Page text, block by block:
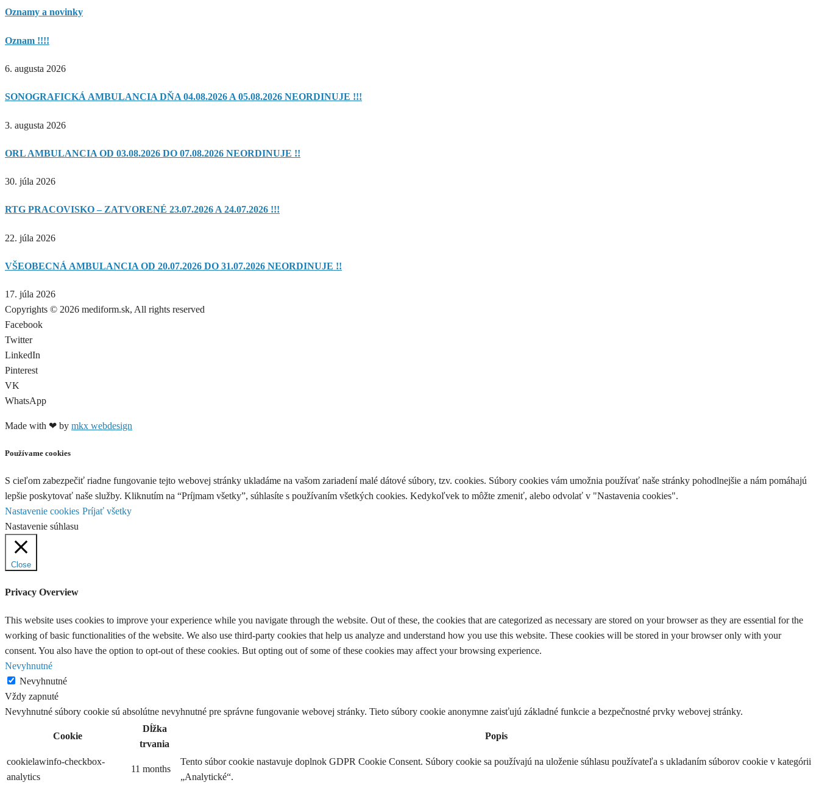
Oznamy a novinky
Oznam !!!!
6. augusta 2026
SONOGRAFICKÁ AMBULANCIA DŇA 04.08.2026 A 05.08.2026 NEORDINUJE !!!
3. augusta 2026
ORL AMBULANCIA OD 03.08.2026 DO 07.08.2026 NEORDINUJE !!
30. júla 2026
RTG PRACOVISKO – ZATVORENÉ 23.07.2026 A 24.07.2026 !!!
22. júla 2026
VŠEOBECNÁ AMBULANCIA OD 20.07.2026 DO 31.07.2026 NEORDINUJE !!
17. júla 2026
Copyrights © 2026 mediform.sk, All rights reserved​
Facebook
Twitter
LinkedIn
Pinterest
VK
WhatsApp
Made with ❤ by mkx webdesign
Používame cookies
S cieľom zabezpečiť riadne fungovanie tejto webovej stránky ukladáme na vašom zariadení malé dátové súbory, tzv. cookies. Súbory cookies vám umožnia používať naše stránky pohodlnejšie a nám pomáhajú
lepšie poskytovať naše služby. Kliknutím na “Príjmam všetky”, súhlasíte s používaním všetkých cookies. Kedykoľvek to môžte zmeniť, alebo odvolať v "Nastavenia cookies".
Nastavenie cookies Príjať všetky
Nastavenie súhlasu
Close
Privacy Overview
This website uses cookies to improve your experience while you navigate through the website. Out of these, the cookies that are categorized as necessary are stored on your browser as they are essential for the
working of basic functionalities of the website. We also use third-party cookies that help us analyze and understand how you use this website. These cookies will be stored in your browser only with your
consent. You also have the option to opt-out of these cookies. But opting out of some of these cookies may affect your browsing experience.
Nevyhnutné
Nevyhnutné
Vždy zapnuté
Nevyhnutné súbory cookie sú absolútne nevyhnutné pre správne fungovanie webovej stránky. Tieto súbory cookie anonymne zaisťujú základné funkcie a bezpečnostné prvky webovej stránky.
Cookie
Dĺžka
trvania
Popis
cookielawinfo-checkbox-
analytics
11 months
Tento súbor cookie nastavuje doplnok GDPR Cookie Consent. Súbory cookie sa používajú na uloženie súhlasu používateľa s ukladaním súborov cookie v kategórii
„Analytické“.